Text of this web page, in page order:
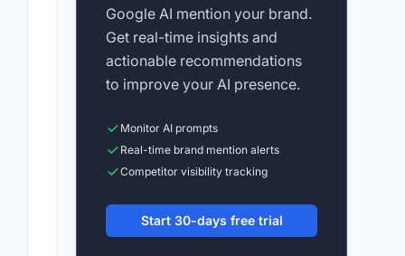
Google AI mention your brand.
Get real-time insights and
actionable recommendations
to improve your AI presence.
Monitor AI prompts
Real-time brand mention alerts
Competitor visibility tracking
Start 30-days free trial